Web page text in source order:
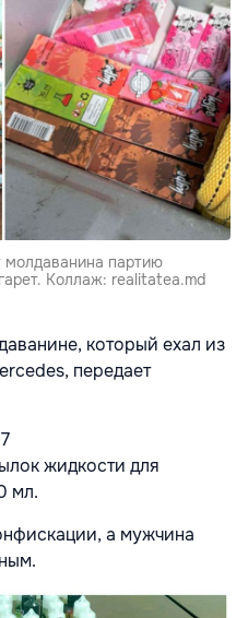
молдаванина партию
Коллаж: realitatea.md
который ехал из
передает
жидкости для
мл.
а мужчина